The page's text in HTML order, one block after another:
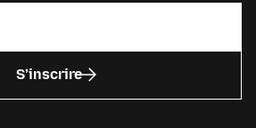
S’inscrire